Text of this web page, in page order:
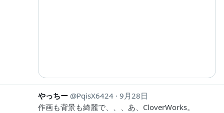
やっちー PqisX6424 9月28日
作画も背景も綺麗で、、、あ、CloverWorks。